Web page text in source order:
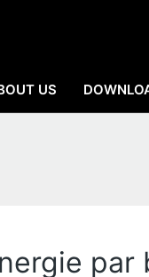
US
par